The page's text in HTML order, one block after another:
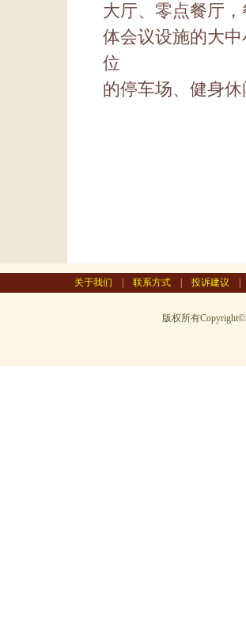
大厅、零点餐厅
体会议设施的大
位
的停车场、健身
关于我们 联系方式 投诉建议
版权所有